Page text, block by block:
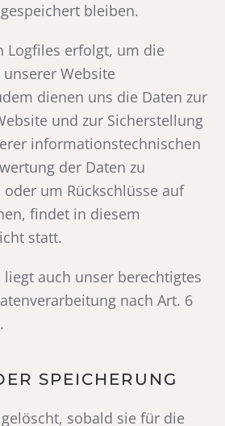
bleiben.
Logfiles erfolgt, um die
Website
dienen uns die Daten zur
und zur Sicherstellung
informationstechnischen
der Daten zu
um Rückschlüsse auf
findet in diesem
statt.
liegt auch unser berechtigtes
nach Art. 6
SPEICHERUNG
sobald sie für die